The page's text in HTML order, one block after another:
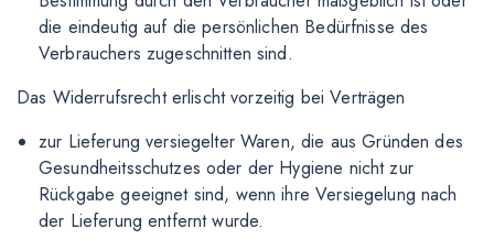
die eindeutig auf die persönlichen Bedürfnisse des
Verbrauchers zugeschnitten sind.
Das Widerrufsrecht erlischt vorzeitig bei Verträgen
zur Lieferung versiegelter Waren, die aus Gründen des
Gesundheitsschutzes oder der Hygiene nicht zur
Rückgabe geeignet sind, wenn ihre Versiegelung nach
der Lieferung entfernt wurde.